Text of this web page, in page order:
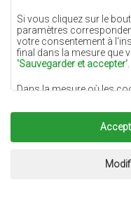
Si vous cliquez sur le
paramètres
votre consentement à
final dans la mesure que
'Sauvegarder et accepter'
Dans la mesure où les
du responsable du
ou de tiers sous la forme
qualité sur notre site
responsable du